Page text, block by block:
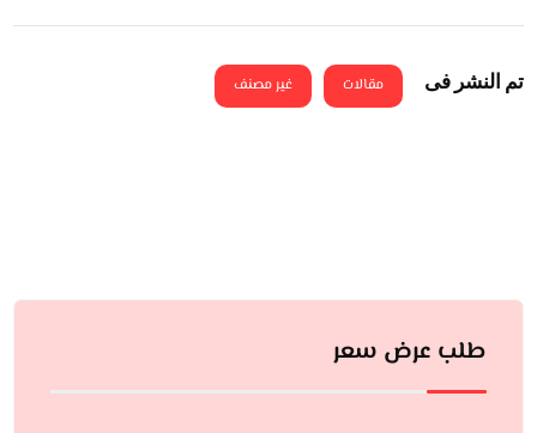
تم النشر فى مقالات غير مصنف
طلب عرض سعر